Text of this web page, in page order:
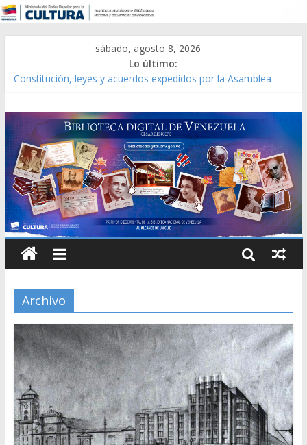
sábado, agosto 8, 2026
Lo último:
Constitución, leyes y acuerdos expedidos por la Asamblea
Modesta Bor Sánchez [material gráfico]
Gaceta Oficial de la República de Venezuela año CXXXIII Mes V,
Caracas 09 de marzo de 2006 N° 38.394
Catálogo temático de obras de Modesta Bor
Archivo